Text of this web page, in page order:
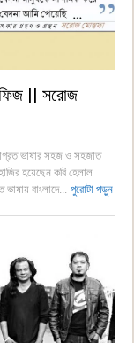
|| সরোজ
ভাষার সহজ ও সহজাত
হয়েছেন কবি হেলাল
বাংলাদে... পুরোটা পড়ুন